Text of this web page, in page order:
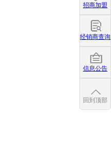
招商加盟
经销商查询
信息公告
回到顶部